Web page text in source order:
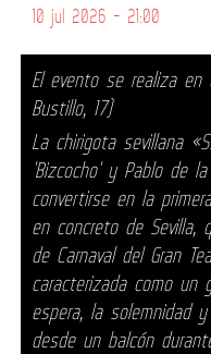
10 jul 2026 - 21:00
El evento se realiza
Bustillo, 17)
La chirigota sevillana
'Bizcocho' y Pablo de
convertirse en la
en concreto de Sevilla,
de Carnaval del Gran
caracterizada como un
espera, la solemnidad
desde un balcón